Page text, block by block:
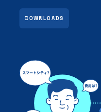
DOWNLOADS